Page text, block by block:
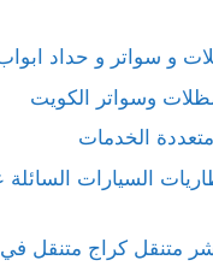
و سواتر و حداد
وسواتر الكويت
الخدمات
السيارات
متنقل كراج متنقل